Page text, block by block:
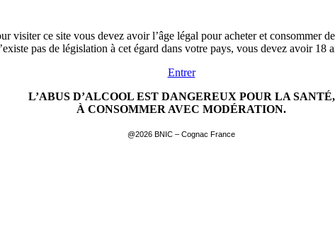
visiter ce site vous devez avoir l’âge légal pour acheter et consommer
pas de législation à cet égard dans votre pays, vous devez avoir 18
Entrer
L’ABUS D’ALCOOL EST DANGEREUX POUR LA SANTÉ,
À CONSOMMER AVEC MODÉRATION.
@2026 BNIC – Cognac France